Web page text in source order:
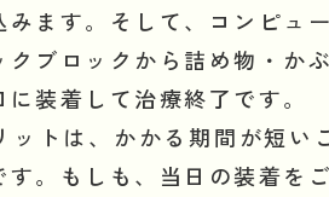
みます。そして、コンピュ
クブロックから詰め物・か
装着して治療終了です。
ットは、かかる期間が短い
す。もしも、当日の装着を